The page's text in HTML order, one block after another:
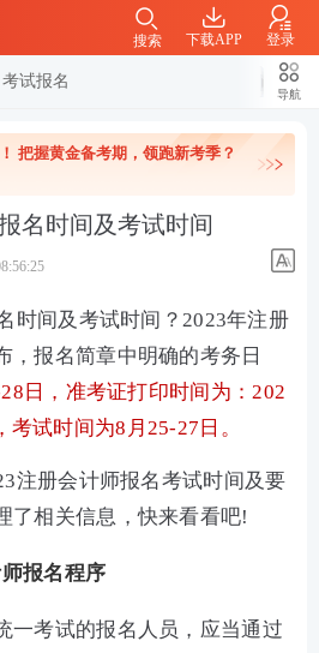
下载APP 登录
搜索
考试报名
导航
把握黄金备考期，领跑新考季？
名时间及考试时间
时间及考试时间？2023年注册
，报名简章中明确的考务日
日，准考证打印时间为：202
试时间为8月25-27日。
注册会计师报名考试时间及要
了相关信息，快来看看吧!
报名程序
一考试的报名人员，应当通过